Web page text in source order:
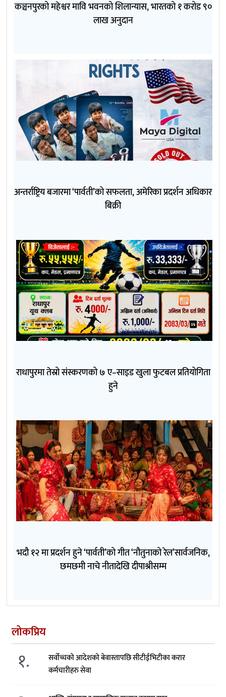
कञ्चनपुरको महेश्वर मावि भवनको शिलान्यास, भारतको १ करोड ९०
लाख अनुदान
अन्तर्राष्ट्रिय बजारमा ‘पार्वती’को सफलता, अमेरिका प्रदर्शन अधिकार
बिक्री
राधापुरमा तेस्रो संस्करणको ७ ए–साइड खुला फुटबल प्रतियोगिता
हुने
भदौ १२ मा प्रदर्शन हुने ‘पार्वती’को गीत ‘नौतुनाको रेल’सार्वजनिक,
छमछमी नाचे नीतादेखि दीपाश्रीसम्म
लोकप्रिय
१.
सर्वोच्चको आदेशको बेवास्तापछि सीटीईभिटीका करार
कर्मचारीहरु सेवा